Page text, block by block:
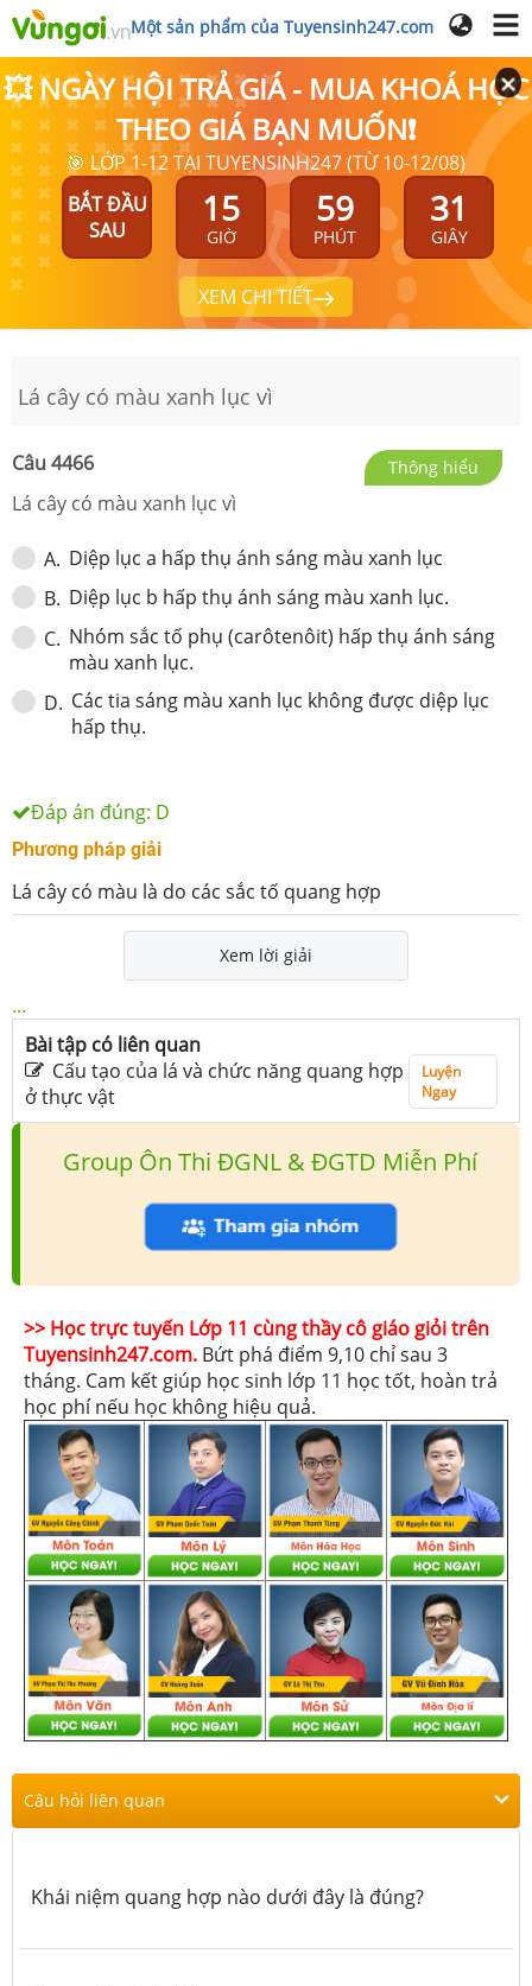
Một sản phẩm của Tuyensinh247.com
💥 NGÀY HỘI TRẢ GIÁ - MUA KHOÁ HỌC
THEO GIÁ BẠN MUỐN❗
🎯 LỚP 1-12 TẠI TUYENSINH247 (TỪ 10-12/08)
BẮT ĐẦU
SAU
15
GIỜ
59
PHÚT
31
GIÂY
XEM CHI TIẾT
Lá cây có màu xanh lục vì
Câu 4466 Thông hiểu
Lá cây có màu xanh lục vì
A. Diệp lục a hấp thụ ánh sáng màu xanh lục
B. Diệp lục b hấp thụ ánh sáng màu xanh lục.
C. Nhóm sắc tố phụ (carôtenôit) hấp thụ ánh sáng
màu xanh lục.
D. Các tia sáng màu xanh lục không được diệp lục
hấp thụ.
Đáp án đúng: D
Phương pháp giải
Lá cây có màu là do các sắc tố quang hợp
Xem lời giải
...
Bài tập có liên quan
Cấu tạo của lá và chức năng quang hợp
ở thực vật
Luyện
Ngay
Group Ôn Thi ĐGNL & ĐGTD Miễn Phí
>> Học trực tuyến Lớp 11 cùng thầy cô giáo giỏi trên
Tuyensinh247.com. Bứt phá điểm 9,10 chỉ sau 3
tháng. Cam kết giúp học sinh lớp 11 học tốt, hoàn trả
học phí nếu học không hiệu quả.
Câu hỏi liên quan
Khái niệm quang hợp nào dưới đây là đúng?